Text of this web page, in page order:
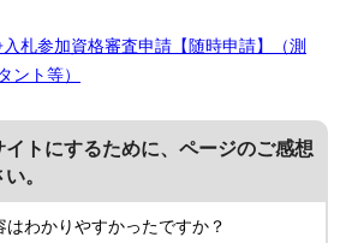
札参加資格審査申請【随時申請】（測
ント等）
イトにするために、ページのご感想
。
はわかりやすかったですか？